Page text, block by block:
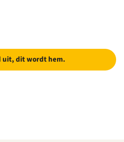
uit, dit wordt hem.